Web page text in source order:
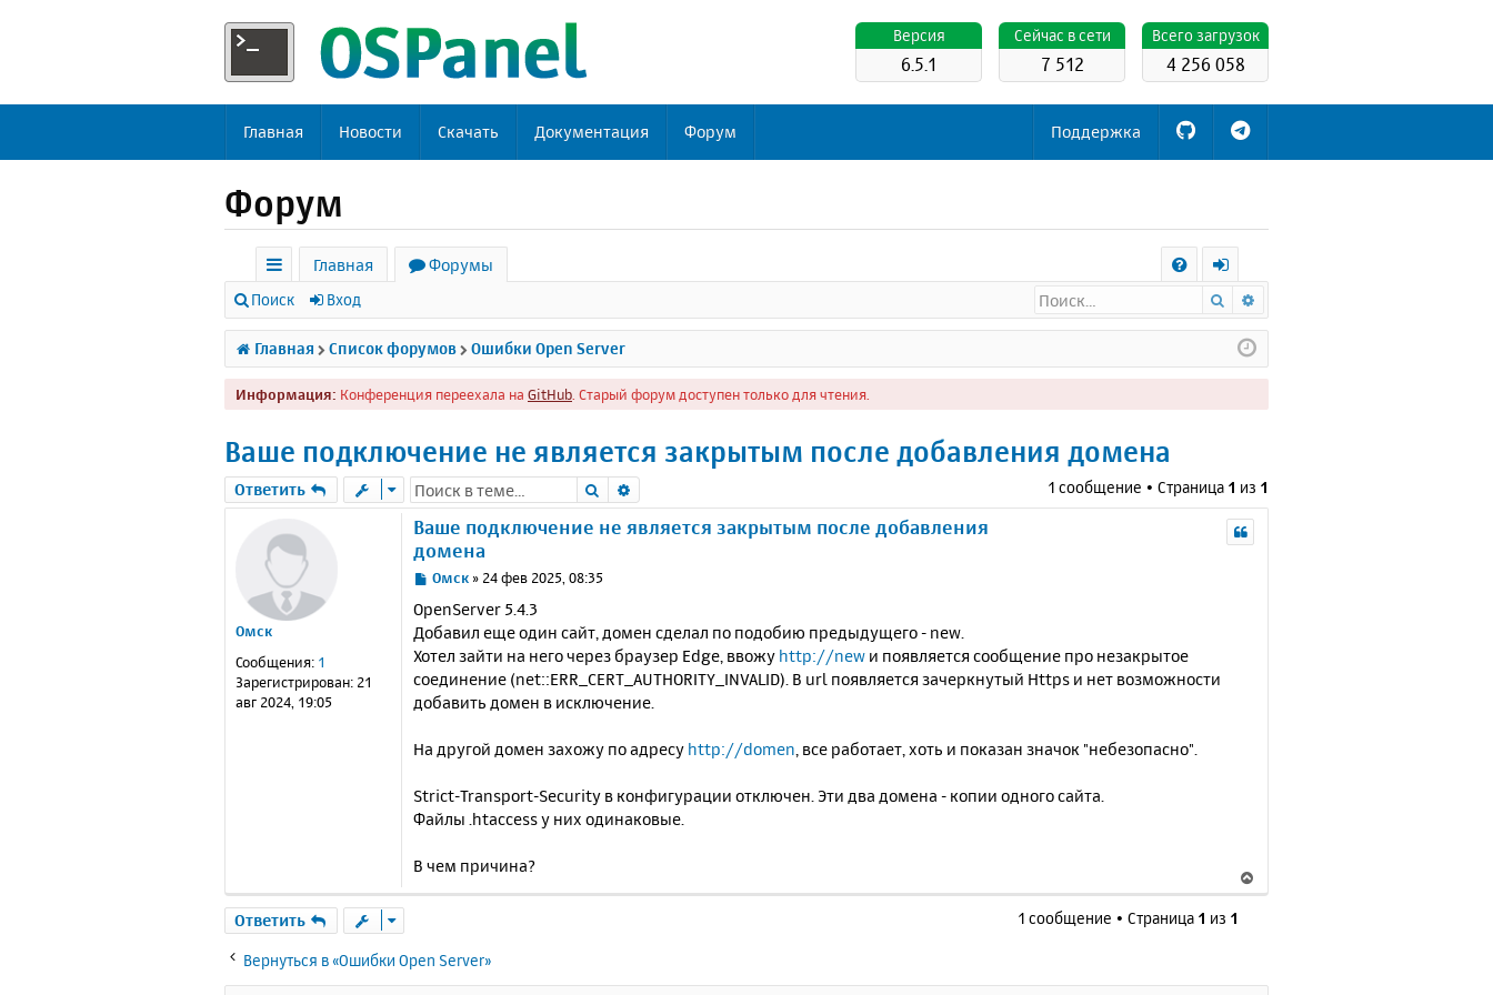
Всего загрузок
4 256 058
Cейчас в сети
7 512
Версия
6.5.1
Главная Новости Скачать Документация Форум Поддержка
Форум
с
ы
л
к
Главная
Форумы
Q
х
о
д
Поиск Вход Поиск
Главная Список форумов Ошибки Open Server
Информация: Конференция переехала на GitHub . Старый форум доступен только для чтения.
Ваше подключение не является закрытым после добавления домена
Ответить Поиск 1 сообщение • Страница 1 из 1
Омск
Сообщения: 1
Зарегистрирован: 21
авг 2024, 19:05
Ваше подключение не является закрытым после добавления
домена
С
о
б
щ
е
н
Омск » 24 фев 2025, 08:35
OpenServer 5.4.3
Добавил еще один сайт, домен сделал по подобию предыдущего - new.
Хотел зайти на него через браузер Edge, ввожу http://new и появляется сообщение про незакрытое
соединение (net::ERR_CERT_AUTHORITY_INVALID). В url появляется зачеркнутый Https и нет возможности
добавить домен в исключение.
На другой домен захожу по адресу http://domen, все работает, хоть и показан значок "небезопасно".
Strict-Transport-Security в конфигурации отключен. Эти два домена - копии одного сайта.
Файлы .htaccess у них одинаковые.
В чем причина?
е
т
Ответить 1 сообщение • Страница 1 из 1
Вернуться в «Ошибки Open Server»